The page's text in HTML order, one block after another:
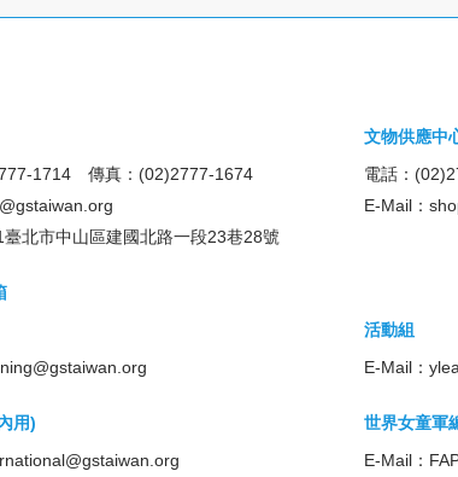
1714 傳真：(02)2777-1674
北市中山區建國北路一段23巷28號
文物供應中
電話：
E-Mail：
活動組
E-Mail：
用)
世界女童軍
E-Mail：